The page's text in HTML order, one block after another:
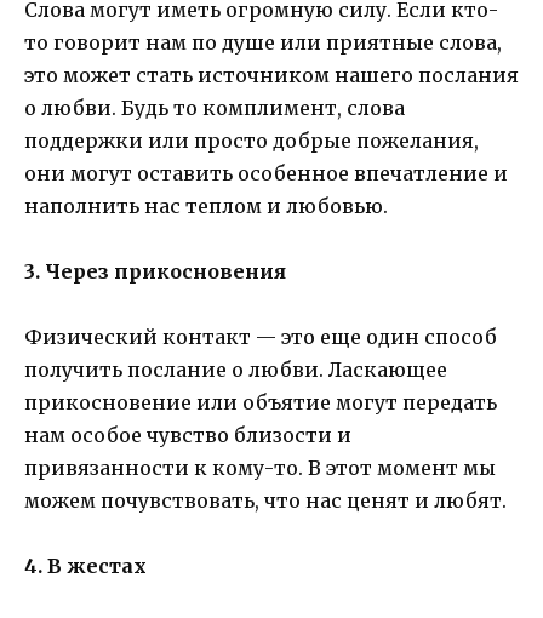
Слова могут иметь огромную силу. Если кто-
то говорит нам по душе или приятные слова,
это может стать источником нашего послания
о любви. Будь то комплимент, слова
поддержки или просто добрые пожелания,
они могут оставить особенное впечатление и
наполнить нас теплом и любовью.
3. Через прикосновения
Физический контакт — это еще один способ
получить послание о любви. Ласкающее
прикосновение или объятие могут передать
нам особое чувство близости и
привязанности к кому-то. В этот момент мы
можем почувствовать, что нас ценят и любят.
4. В жестах